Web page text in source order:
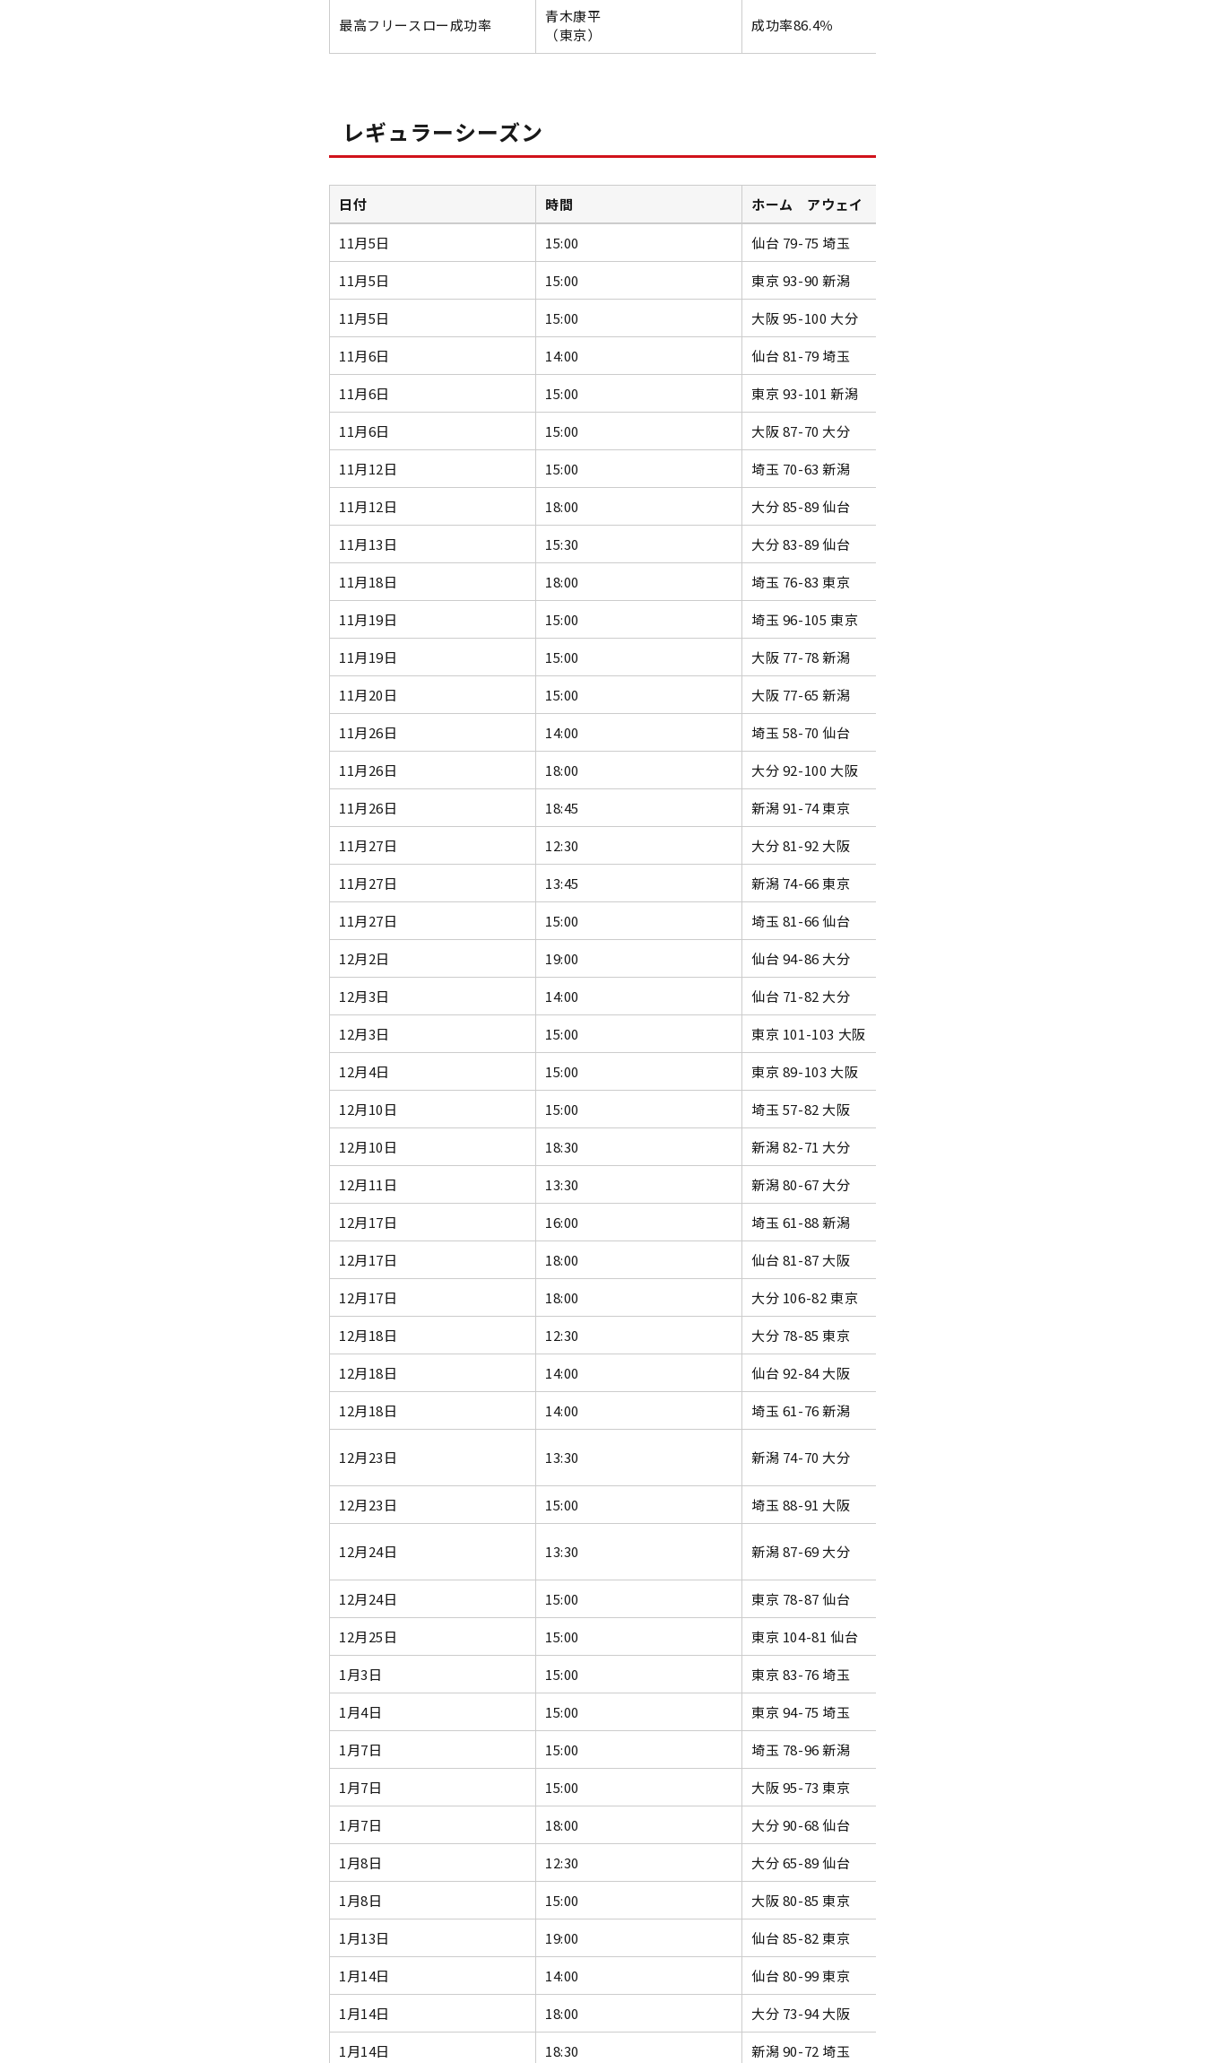
最高フリースロー成功率
青木康平
（東京）
成功率86.4％
レギュラーシーズン
日付 時間 ホーム アウェイ
11月5日 15:00 仙台 79-75 埼玉
11月5日
15:00 東京 93-90 新潟
11月5日
15:00 大阪 95-100 大分
11月6日
14:00 仙台 81-79 埼玉
11月6日
15:00 東京 93-101 新潟
11月6日
15:00 大阪 87-70 大分
11月12日
15:00 埼玉 70-63 新潟
11月12日
18:00 大分 85-89 仙台
11月13日
15:30 大分 83-89 仙台
11月18日
18:00 埼玉 76-83 東京
11月19日
15:00 埼玉 96-105 東京
11月19日
15:00 大阪 77-78 新潟
11月20日
15:00 大阪 77-65 新潟
11月26日
14:00 埼玉 58-70 仙台
11月26日
18:00 大分 92-100 大阪
11月26日
18:45 新潟 91-74 東京
11月27日
12:30 大分 81-92 大阪
11月27日
13:45 新潟 74-66 東京
11月27日
15:00 埼玉 81-66 仙台
12月2日
19:00 仙台 94-86 大分
12月3日
14:00 仙台 71-82 大分
12月3日
15:00 東京 101-103 大阪
12月4日
15:00 東京 89-103 大阪
12月10日
15:00 埼玉 57-82 大阪
12月10日
18:30 新潟 82-71 大分
12月11日
13:30 新潟 80-67 大分
12月17日
16:00 埼玉 61-88 新潟
12月17日
18:00 仙台 81-87 大阪
12月17日
18:00 大分 106-82 東京
12月18日
12:30 大分 78-85 東京
12月18日
14:00 仙台 92-84 大阪
12月18日
14:00 埼玉 61-76 新潟
12月23日 13:30 新潟 74-70 大分
12月23日
15:00 埼玉 88-91 大阪
12月24日 13:30 新潟 87-69 大分
12月24日
15:00 東京 78-87 仙台
12月25日
15:00 東京 104-81 仙台
1月3日
15:00 東京 83-76 埼玉
1月4日
15:00 東京 94-75 埼玉
1月7日
15:00 埼玉 78-96 新潟
1月7日
15:00 大阪 95-73 東京
1月7日
18:00 大分 90-68 仙台
1月8日
12:30 大分 65-89 仙台
1月8日
15:00 大阪 80-85 東京
1月13日
19:00 仙台 85-82 東京
1月14日
14:00 仙台 80-99 東京
1月14日
18:00 大分 73-94 大阪
1月14日
18:30 新潟 90-72 埼玉